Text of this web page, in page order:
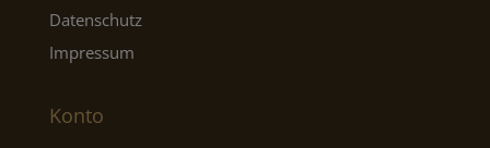
Datenschutz
Impressum
Konto